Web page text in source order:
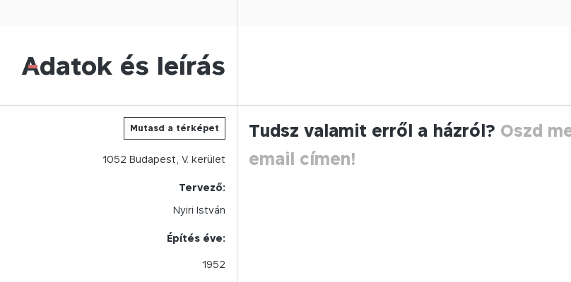
Adatok és leírás
-
Mutasd a térképet
1052 Budapest, V. kerület
Tervező:
Nyiri István
Építés éve:
1952
Tudsz valamit erről a házról? Oszd
email címen!